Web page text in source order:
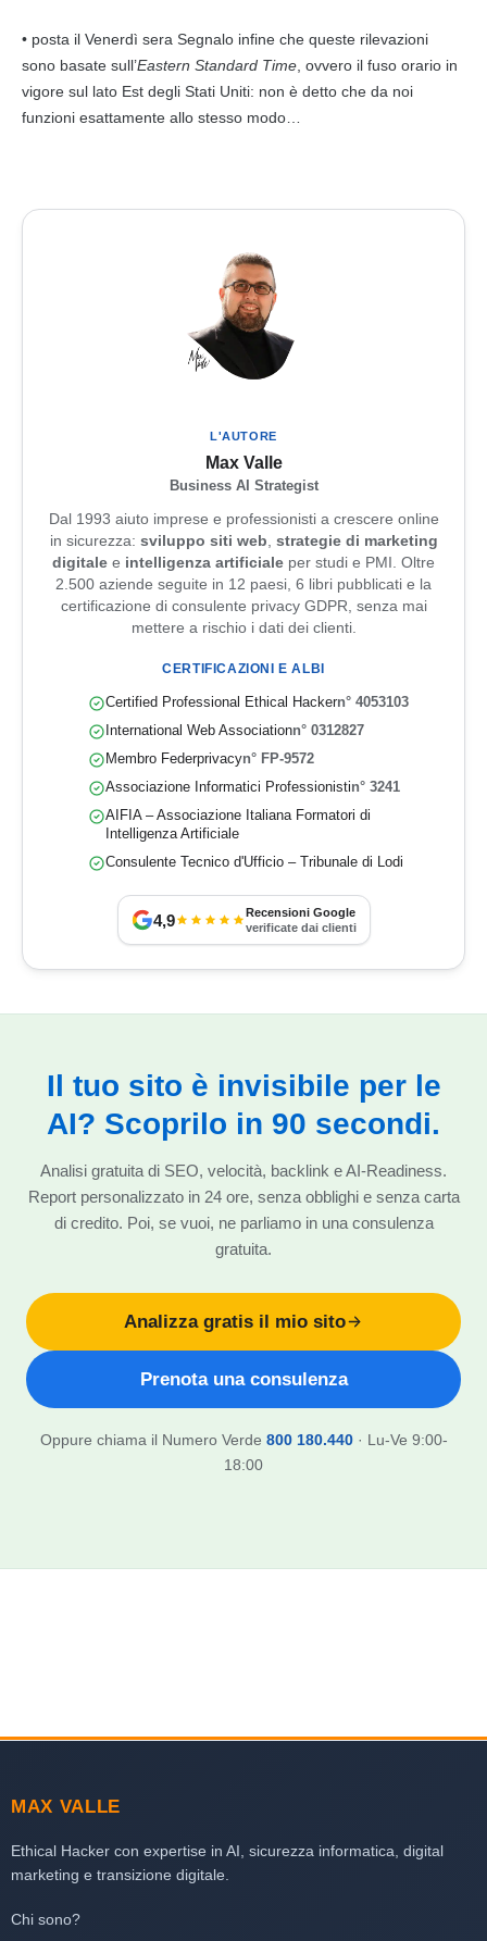
• posta il Venerdì sera Segnalo infine che queste rilevazioni
sono basate sull’Eastern Standard Time , ovvero il fuso orario in
vigore sul lato Est degli Stati Uniti: non è detto che da noi
funzioni esattamente allo stesso modo…
L'AUTORE
Max Valle
Business AI Strategist
Dal 1993 aiuto imprese e professionisti a crescere online
in sicurezza: sviluppo siti web, strategie di marketing
digitale e intelligenza artificiale per studi e PMI. Oltre
2.500 aziende seguite in 12 paesi, 6 libri pubblicati e la
certificazione di consulente privacy GDPR, senza mai
mettere a rischio i dati dei clienti.
CERTIFICAZIONI E ALBI
Certified Professional Ethical Hackern° 4053103
International Web Associationn° 0312827
Membro Federprivacyn° FP-9572
Associazione Informatici Professionistin° 3241
AIFIA – Associazione Italiana Formatori di
Intelligenza Artificiale
Consulente Tecnico d'Ufficio – Tribunale di Lodi
4,9
Recensioni Google
verificate dai clienti
Il tuo sito è invisibile per le
AI? Scoprilo in 90 secondi.
Analisi gratuita di SEO, velocità, backlink e AI-Readiness.
Report personalizzato in 24 ore, senza obblighi e senza carta
di credito. Poi, se vuoi, ne parliamo in una consulenza
gratuita.
Analizza gratis il mio sito
Prenota una consulenza
Oppure chiama il Numero Verde 800 180.440· Lu-Ve 9:00-
18:00
MAX VALLE
Ethical Hacker con expertise in AI, sicurezza informatica, digital
marketing e transizione digitale.
Chi sono?